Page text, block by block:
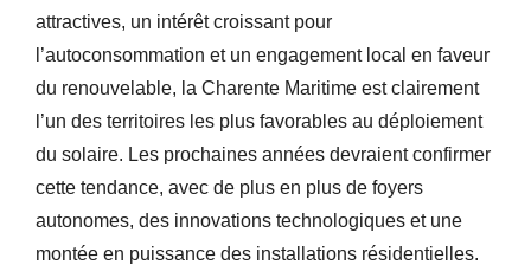
attractives, un intérêt croissant pour
l’autoconsommation et un engagement local en faveur
du renouvelable, la Charente Maritime est clairement
l’un des territoires les plus favorables au déploiement
du solaire. Les prochaines années devraient confirmer
cette tendance, avec de plus en plus de foyers
autonomes, des innovations technologiques et une
montée en puissance des installations résidentielles.